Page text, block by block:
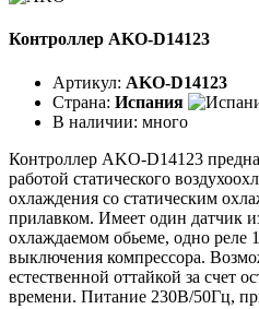
Контроллер AKO-D14123
Артикул: AKO-D14123
Страна: Испания
В наличии: много
Контроллер AKO-D14123
работой статического
охлаждения со статическим
прилавком. Имеет один датчик
охлаждаемом обьеме, одно реле
выключения компрессора.
естественной оттайкой за счет
времени. Питание 230В/50Гц,